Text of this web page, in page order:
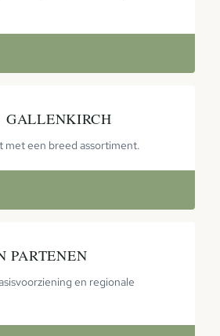
GALLENKIRCH
met een breed assortiment.
PARTENEN
en regionale